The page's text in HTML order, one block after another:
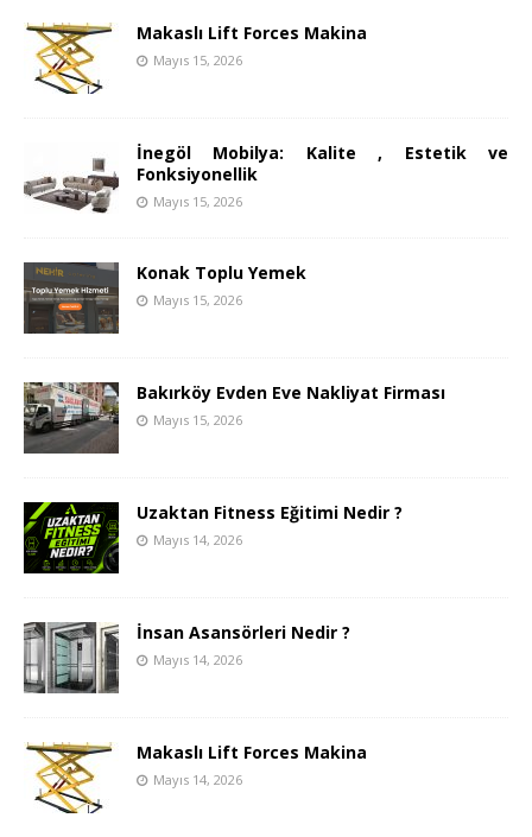
Makaslı Lift Forces Makina
Mayıs 15, 2026
İnegöl Mobilya: Kalite , Estetik ve
Fonksiyonellik
Mayıs 15, 2026
Konak Toplu Yemek
Mayıs 15, 2026
Bakırköy Evden Eve Nakliyat Firması
Mayıs 15, 2026
Uzaktan Fitness Eğitimi Nedir ?
Mayıs 14, 2026
İnsan Asansörleri Nedir ?
Mayıs 14, 2026
Makaslı Lift Forces Makina
Mayıs 14, 2026